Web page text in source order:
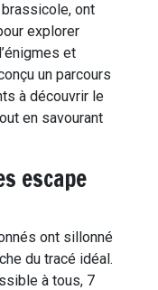
ont
explorer
et
un parcours
à découvrir le
en savourant
escape
ont sillonné
du tracé idéal.
à tous, 7